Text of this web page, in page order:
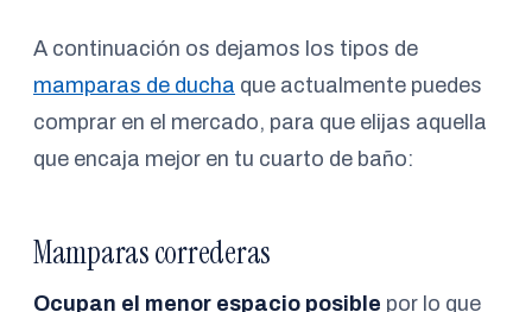
A continuación os dejamos los tipos de
mamparas de ducha que actualmente puedes
comprar en el mercado, para que elijas aquella
que encaja mejor en tu cuarto de baño:
Mamparas correderas
Ocupan el menor espacio posible por lo que